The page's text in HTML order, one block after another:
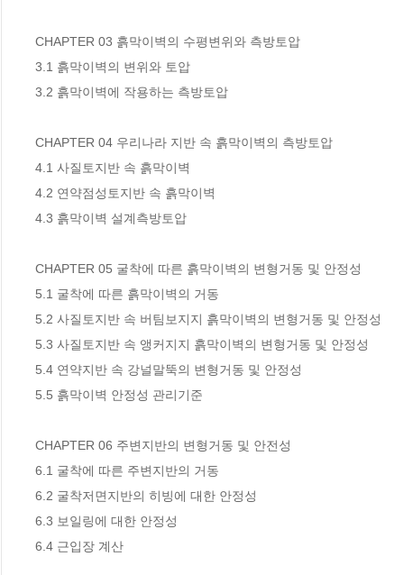
CHAPTER 03 흙막이벽의 수평변위와 측방토압
3.1 흙막이벽의 변위와 토압
3.2 흙막이벽에 작용하는 측방토압
CHAPTER 04 우리나라 지반 속 흙막이벽의 측방토압
4.1 사질토지반 속 흙막이벽
4.2 연약점성토지반 속 흙막이벽
4.3 흙막이벽 설계측방토압
CHAPTER 05 굴착에 따른 흙막이벽의 변형거동 및 안정성
5.1 굴착에 따른 흙막이벽의 거동
5.2 사질토지반 속 버팀보지지 흙막이벽의 변형거동 및 안정성
5.3 사질토지반 속 앵커지지 흙막이벽의 변형거동 및 안정성
5.4 연약지반 속 강널말뚝의 변형거동 및 안정성
5.5 흙막이벽 안정성 관리기준
CHAPTER 06 주변지반의 변형거동 및 안전성
6.1 굴착에 따른 주변지반의 거동
6.2 굴착저면지반의 히빙에 대한 안정성
6.3 보일링에 대한 안정성
6.4 근입장 계산